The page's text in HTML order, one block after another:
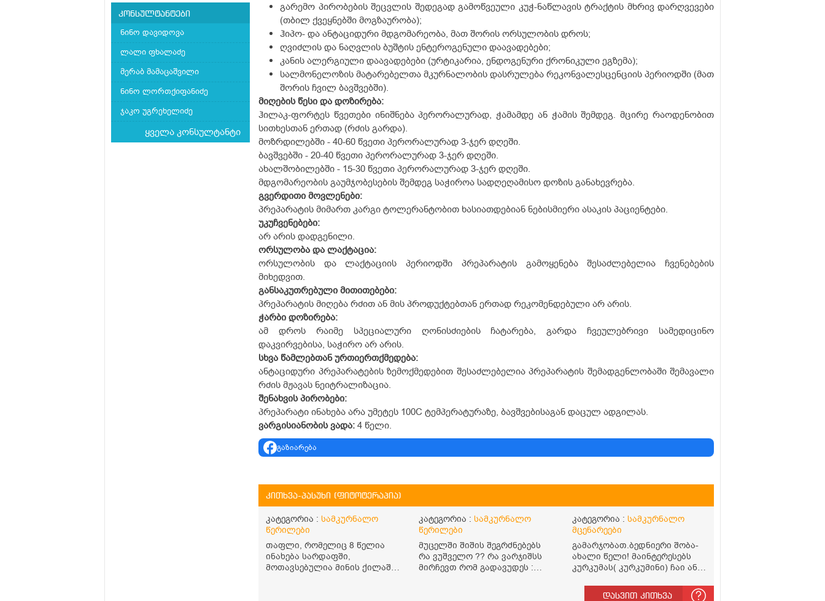
კონსულტანტები
ნინო დავიდოვა
ლალი ფხალაძე
მერაბ მამაცაშვილი
ნინო ლორთქიფანიძე
ჯაკო უგრეხელიძე
ყველა კონსულტანტი
გარემო პირობების შეცვლის შედეგად გამოწვეული კუჭ-ნაწლავის ტრაქტის მხრივ დარღვევები
(თბილ ქვეყნებში მოგზაურობა);
ჰიპო- და ანტაციდური მდგომარეობა, მათ შორის ორსულობის დროს;
ღვიძლის და ნაღვლის ბუშტის ენტეროგენული დაავადებები;
კანის ალერგიული დაავადებები (ურტიკარია, ენდოგენური ქრონიკული ეგზემა);
სალმონელოზის მატარებელთა მკურნალობის დასრულება რეკონვალესცენციის პერიოდში (მათ
შორის ჩვილ ბავშვებში).
მიღების წესი და დოზირება:
ჰილაკ-ფორტეს წვეთები ინიშნება პერორალურად, ჭამამდე ან ჭამის შემდეგ. მცირე რაოდენობით
სითხესთან ერთად (რძის გარდა).
მოზრდილებში - 40-60 წვეთი პერორალურად 3-ჯერ დღეში.
ბავშვებში - 20-40 წვეთი პერორალურად 3-ჯერ დღეში.
ახალშობილებში - 15-30 წვეთი პერორალურად 3-ჯერ დღეში.
მდგომარეობის გაუმჯობესების შემდეგ საჭიროა სადღეღამისო დოზის განახევრება.
გვერდითი მოვლენები:
პრეპარატის მიმართ კარგი ტოლერანტობით ხასიათდებიან ნებისმიერი ასაკის პაციენტები.
უკუჩვენებები:
არ არის დადგენილი.
ორსულობა და ლაქტაცია:
ორსულობის და ლაქტაციის პერიოდში პრეპარატის გამოყენება შესაძლებელია ჩვენებების
მიხედვით.
განსაკუთრებული მითითებები:
პრეპარატის მიღება რძით ან მის პროდუქტებთან ერთად რეკომენდებული არ არის.
ჭარბი დოზირება:
ამ დროს რაიმე სპეციალური ღონისძიების ჩატარება, გარდა ჩვეულებრივი სამედიცინო
დაკვირვებისა, საჭირო არ არის.
სხვა წამლებთან ურთიერთქმედება:
ანტაციდური პრეპარატების ზემოქმედებით შესაძლებელია პრეპარატის შემადგენლობაში შემავალი
რძის მჟავას ნეიტრალიზაცია.
შენახვის პირობები:
პრეპარატი ინახება არა უმეტეს 100C ტემპერატურაზე, ბავშვებისაგან დაცულ ადგილას.
ვარგისიანობის ვადა: 4 წელი.
გაზიარება
კითხვა-პასუხი (ფიტოტერაპია)
კატეგორია : სამკურნალო
წერილები
თაფლი, რომელიც 8 წელია
ინახება სარდაფში,
მოთავსებულია მინის ქილაში
კატეგორია :სამკურნალო
წერილები
მუცელში შიშის შეგრძნებებს
რა ვუშველო ?? რა ვარჯიშსს
მირჩევთ რომ გადავუდეს :
კატეგორია : სამკურნალო
მცენარეები
გამარჯობათ.ბედნიერი შობა-
ახალი წელი! მაინტერესებს
კურკუმას( კურკუმინი) ჩაი ან
წესი. მაინტერესებდა და
დასვით კითხვა